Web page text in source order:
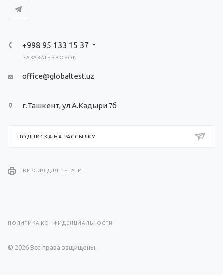
+998 95 133 15 37
ЗАКАЗАТЬ ЗВОНОК
office@globaltest.uz
г.Ташкент, ул.А.Кадыри 7б
ПОДПИСКА НА РАССЫЛКУ
ВЕРСИЯ ДЛЯ ПЕЧАТИ
ПОЛИТИКА КОНФИДЕНЦИАЛЬНОСТИ
© 2026 Все права защищены.